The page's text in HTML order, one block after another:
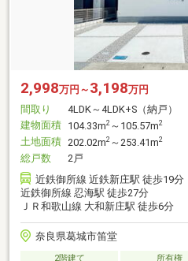
2,998万円～ 3,198万円
間取り
4LDK～4LDK+S（納戸）
建物面積 104.33m2 ～105.57m2
土地面積 202.02m2 ～253.41m2
総戸数
2戸
近鉄御所線 近鉄新庄駅 徒歩19分
近鉄御所線 忍海駅 徒歩27分
ＪＲ和歌山線 大和新庄駅 徒歩6分
奈良県葛城市笛堂
2階建て 所有権